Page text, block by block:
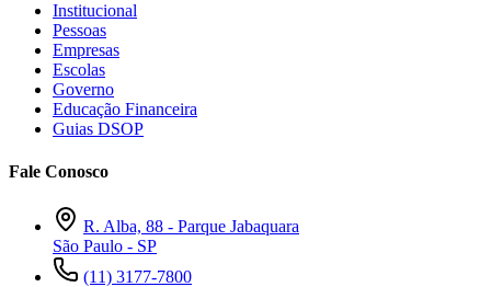
Institucional
Pessoas
Empresas
Escolas
Governo
Educação Financeira
Guias DSOP
Fale Conosco
R. Alba, 88 - Parque Jabaquara
São Paulo - SP
(11) 3177-7800